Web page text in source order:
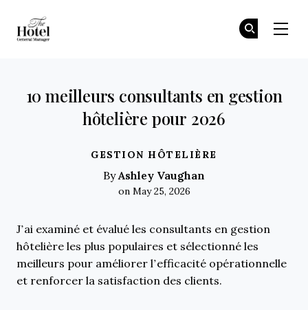
GESTION HÔTELIÈRE
10 meilleurs consultants en gestion
hôtelière pour 2026
ByAshley Vaughan
on May 25, 2026
J’ai examiné et évalué les consultants en gestion
hôtelière les plus populaires et sélectionné les
meilleurs pour améliorer l’efficacité opérationnelle
et renforcer la satisfaction des clients.